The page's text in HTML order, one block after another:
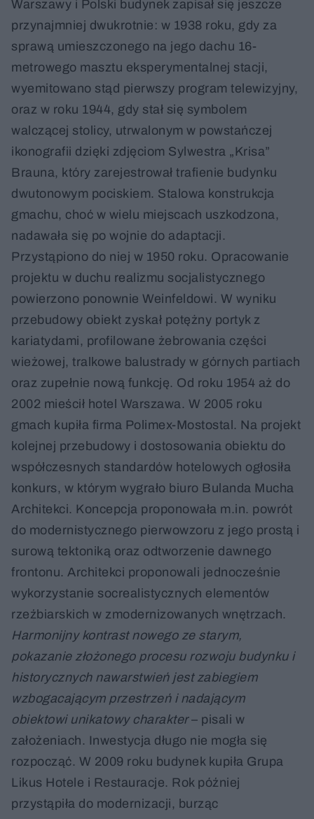
Warszawy i Polski budynek zapisał się jeszcze
przynajmniej dwukrotnie: w 1938 roku, gdy za
sprawą umieszczonego na jego dachu 16-
metrowego masztu eksperymentalnej stacji,
wyemitowano stąd pierwszy program telewizyjny,
oraz w roku 1944, gdy stał się symbolem
walczącej stolicy, utrwalonym w powstańczej
ikonografii dzięki zdjęciom Sylwestra „Krisa”
Brauna, który zarejestrował trafienie budynku
dwutonowym pociskiem. Stalowa konstrukcja
gmachu, choć w wielu miejscach uszkodzona,
nadawała się po wojnie do adaptacji.
Przystąpiono do niej w 1950 roku. Opracowanie
projektu w duchu realizmu socjalistycznego
powierzono ponownie Weinfeldowi. W wyniku
przebudowy obiekt zyskał potężny portyk z
kariatydami, profilowane żebrowania części
wieżowej, tralkowe balustrady w górnych partiach
oraz zupełnie nową funkcję. Od roku 1954 aż do
2002 mieścił hotel Warszawa. W 2005 roku
gmach kupiła firma Polimex-Mostostal. Na projekt
kolejnej przebudowy i dostosowania obiektu do
współczesnych standardów hotelowych ogłosiła
konkurs, w którym wygrało biuro Bulanda Mucha
Architekci. Koncepcja proponowała m.in. powrót
do modernistycznego pierwowzoru z jego prostą i
surową tektoniką oraz odtworzenie dawnego
frontonu. Architekci proponowali jednocześnie
wykorzystanie socrealistycznych elementów
rzeźbiarskich w zmodernizowanych wnętrzach.
Harmonijny kontrast nowego ze starym,
pokazanie złożonego procesu rozwoju budynku i
historycznych nawarstwień jest zabiegiem
wzbogacającym przestrzeń i nadającym
obiektowi unikatowy charakter– pisali w
założeniach. Inwestycja długo nie mogła się
rozpocząć. W 2009 roku budynek kupiła Grupa
Likus Hotele i Restauracje. Rok później
przystąpiła do modernizacji, burząc